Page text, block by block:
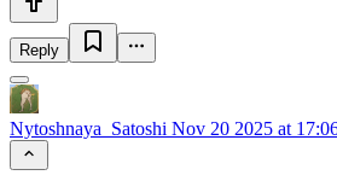
Reply
Nytoshnaya_Satoshi Nov 20 2025 at